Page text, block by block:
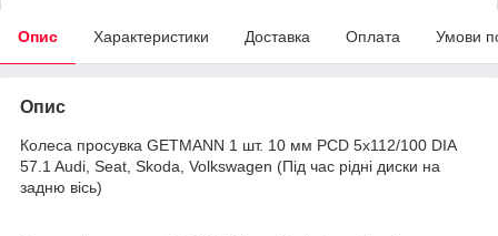
Опис Характеристики Доставка Оплата Умови
Опис
Колеса просувка GETMANN 1 шт. 10 мм PCD 5x112/100 DIA
57.1 Audi, Seat, Skoda, Volkswagen (Під час рідні диски на
задню вісь)